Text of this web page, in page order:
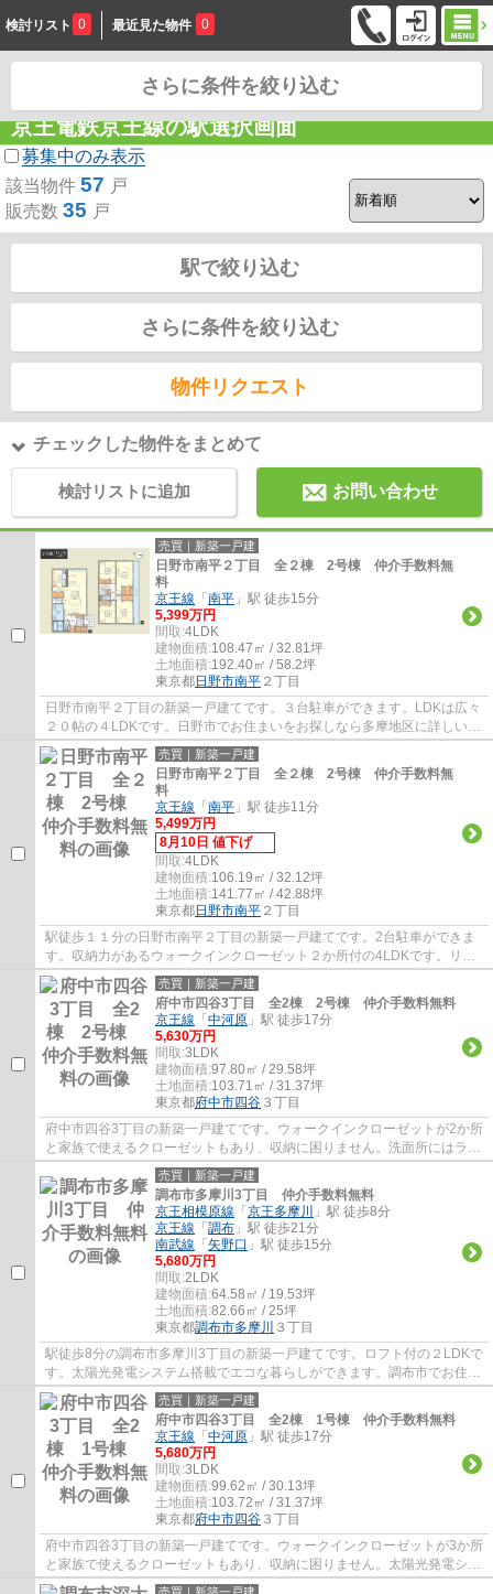
検討リスト 0 最近見た物件 0
京王電鉄京王線の駅選択画面
募集中のみ表示
該当物件 57 戸
販売数 35 戸
駅で絞り込む
さらに条件を絞り込む
物件リクエスト
チェックした物件をまとめて
検討リストに追加 お問い合わせ
売買｜新築一戸建
日野市南平２丁目 全２棟 2号棟 仲介手数料無
料
京王線 「 南平 」駅 徒歩15分
5,399万円
間取:4LDK
建物面積:108.47㎡ / 32.81坪
土地面積:192.40㎡ / 58.2坪
東京都日野市南平 ２丁目
日野市南平２丁目の新築一戸建てです。３台駐車ができます。LDKは広々
２０帖の４LDKです。日野市でお住まいをお探しなら多摩地区に詳しいエ
ージーホームに是非お任せください。まずは...
売買｜新築一戸建
日野市南平２丁目 全２棟 2号棟 仲介手数料無
料
京王線 「 南平 」駅 徒歩11分
5,499万円
8月10日 値下げ
間取:4LDK
建物面積:106.19㎡ / 32.12坪
土地面積:141.77㎡ / 42.88坪
東京都日野市南平 ２丁目
駅徒歩１１分の日野市南平２丁目の新築一戸建てです。2台駐車ができま
す。収納力があるウォークインクローゼット２か所付の4LDKです。リビ
ングは間仕切りで一つ部屋を作ることができま...
売買｜新築一戸建
府中市四谷3丁目 全2棟 2号棟 仲介手数料無料
京王線 「 中河原 」駅 徒歩17分
5,630万円
間取:3LDK
建物面積:97.80㎡ / 29.58坪
土地面積:103.71㎡ / 31.37坪
東京都府中市四谷 ３丁目
府中市四谷3丁目の新築一戸建てです。ウォークインクローゼットが2か所
と家族で使えるクローゼットもあり、収納に困りません。洗面所にはラン
ドリールームがありお洗濯がラクになりま...
売買｜新築一戸建
調布市多摩川3丁目 仲介手数料無料
京王相模原線 「 京王多摩川
」駅 徒歩8分
京王線 「 調布 」駅 徒歩21分
南武線 「 矢野口 」駅 徒歩15分
5,680万円
間取:2LDK
建物面積:64.58㎡ / 19.53坪
土地面積:82.66㎡ / 25坪
東京都調布市多摩川 ３丁目
駅徒歩8分の調布市多摩川3丁目の新築一戸建てです。ロフト付の２LDKで
す。太陽光発電システム搭載でエコな暮らしができます。調布市でお住ま
いをお探しなら多摩地区に詳しいエージーホ...
売買｜新築一戸建
府中市四谷3丁目 全2棟 1号棟 仲介手数料無料
京王線 「 中河原 」駅 徒歩17分
5,680万円
間取:3LDK
建物面積:99.62㎡ / 30.13坪
土地面積:103.72㎡ / 31.37坪
東京都府中市四谷 ３丁目
府中市四谷3丁目の新築一戸建てです。ウォークインクローゼットが3か所
と家族で使えるクローゼットもあり、収納に困りません。太陽光発電シス
テム搭載でエコな暮らしができます。食洗...
さらに条件を絞り込む